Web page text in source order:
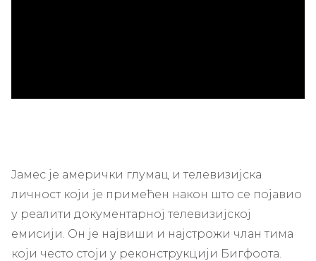
Јамес је амерички глумац и телевизијска
личност који је примећен након што се појавио
у реалити документарној телевизијској
емисији. Он је највиши и најстрожи члан тима
који често стоји у реконструкцији Бигфоота.